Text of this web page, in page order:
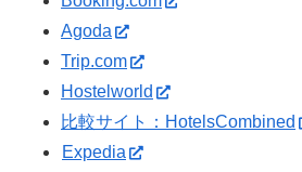
Agoda
Trip.com
Hostelworld
比較サイト：HotelsCombined
Expedia